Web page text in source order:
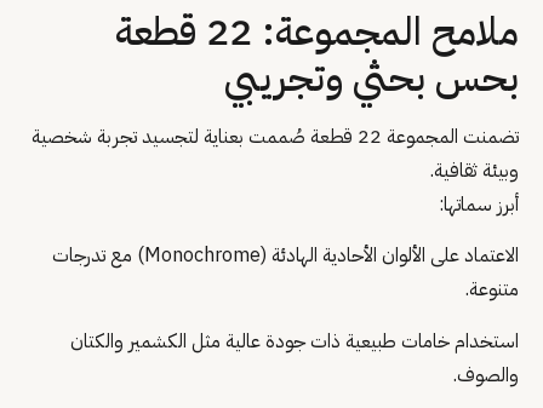
ملامح المجموعة: 22 قطعة
بحس بحثي وتجريبي
تضمنت المجموعة 22 قطعة صُممت بعناية لتجسيد تجربة شخصية
وبيئة ثقافية.
أبرز سماتها:
الاعتماد على الألوان الأحادية الهادئة (Monochrome) مع تدرجات
متنوعة.
استخدام خامات طبيعية ذات جودة عالية مثل الكشمير والكتان
والصوف.